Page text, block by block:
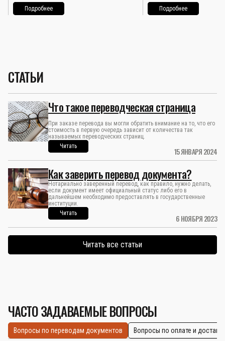
Подробнее Подробнее
СТАТЬИ
15 ЯНВАРЯ 2024
Что такое переводческая страница
При заказе перевода вы могли обратить внимание на то, что его
стоимость в первую очередь зависит от количества так
называемых переводческих страниц.
Читать
6 НОЯБРЯ 2023
Как заверить перевод документа?
Нотариально заверенный перевод, как правило, нужно делать,
если документ имеет официальный статус либо его в
дальнейшем необходимо предоставлять в государственные
институции.
Читать
Читать все статьи
ЧАСТО ЗАДАВАЕМЫЕ ВОПРОСЫ
Вопросы по переводам документов Вопросы по оплате и